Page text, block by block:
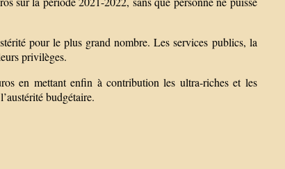
pour le plus grand nombre. Les services publics, la
privilèges.
en mettant enfin à contribution les ultra-riches et les
budgétaire.